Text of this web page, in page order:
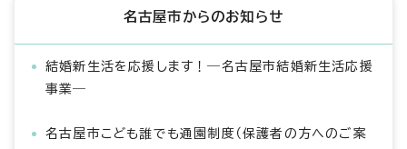
名古屋市からのお知らせ
結婚新生活を応援します！―名古屋市結婚新生活応援
事業―
名古屋市こども誰でも通園制度（保護者の方へのご案